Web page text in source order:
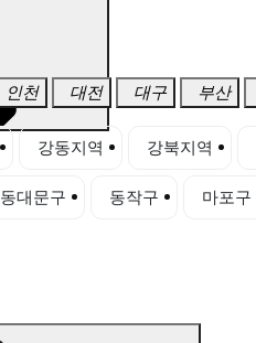
인천 대전 대구 부산
강동지역 강북지역
동대문구 동작구 마포구